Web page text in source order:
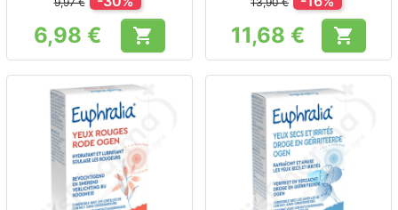
Prix
6,98 €  Prix
11,68 € 